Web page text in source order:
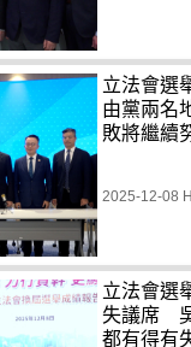
立法會選
由黨兩名
敗將繼續
2025-12-08
立法會選
失議席
都有得有